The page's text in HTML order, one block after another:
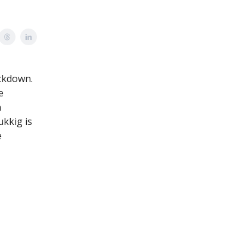
is